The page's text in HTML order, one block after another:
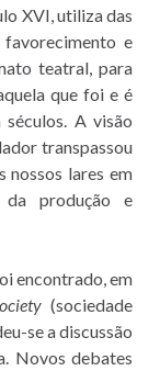
XVI, utiliza das
e
teatral, para
que foi e é
A visão
transpassou
nossos lares em
da produção e
encontrado, em
(sociedade
se a discussão
Novos debates